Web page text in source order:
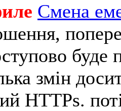
Смена
буде
змін
HTTPs.